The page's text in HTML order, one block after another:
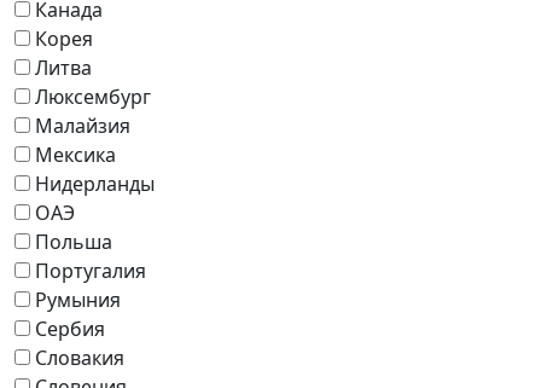
Канада
Корея
Литва
Люксембург
Малайзия
Мексика
Нидерланды
ОАЭ
Польша
Португалия
Румыния
Сербия
Словакия